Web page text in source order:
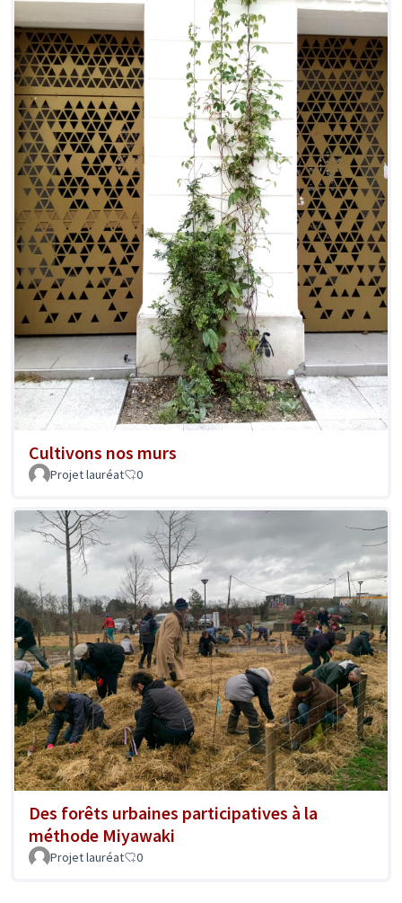
Cultivons nos murs
Projet lauréat 0
Des forêts urbaines participatives à la
méthode Miyawaki
Projet lauréat 0